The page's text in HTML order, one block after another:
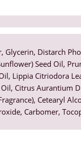
Glycerin, Distarch
Seed Oil,
Lippia Citriodora
Citrus Aurantium
Cetearyl
Carbomer,